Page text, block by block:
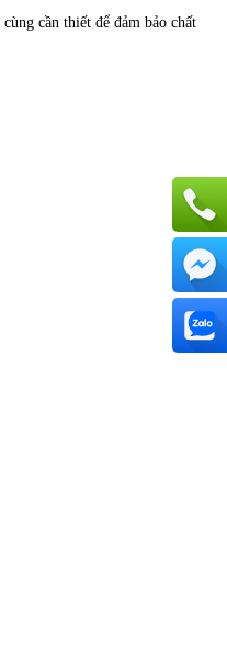
cần thiết để đảm bảo chất